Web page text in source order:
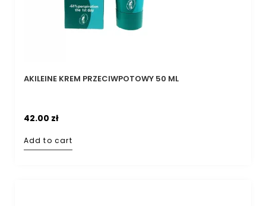
AKILEINE KREM PRZECIWPOTOWY 50 ML
42.00 zł
Add to cart